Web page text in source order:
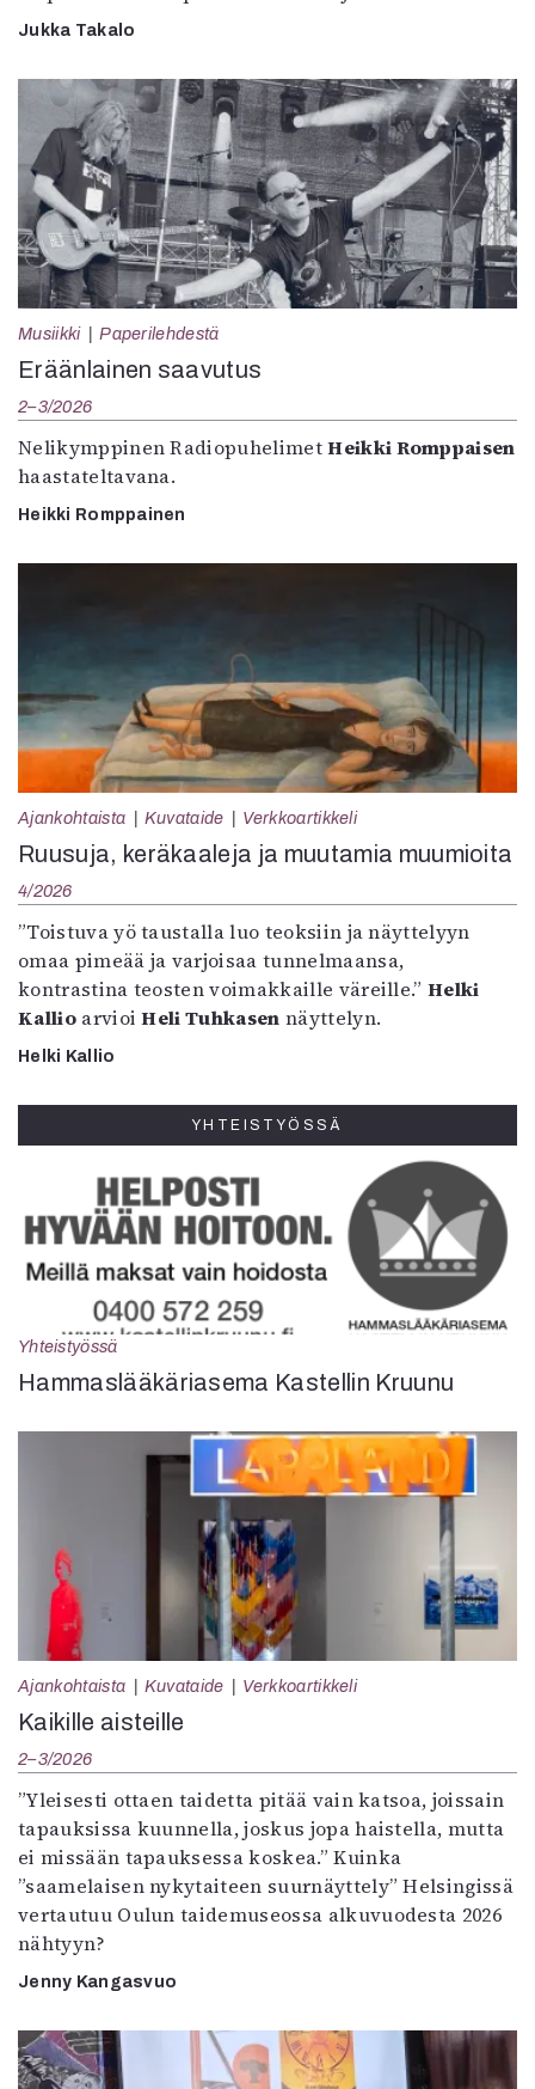
Jukka Takalo
Musiikki Paperilehdestä
Eräänlainen saavutus
2–3/2026
Nelikymppinen RadiopuhelimetHeikki Romppaisen
haastateltavana.
Heikki Romppainen
Ajankohtaista Kuvataide Verkkoartikkeli
Ruusuja, keräkaaleja ja muutamia muumioita
4/2026
”Toistuva yö taustalla luo teoksiin ja näyttelyyn
omaa pimeää ja varjoisaa tunnelmaansa,
kontrastina teosten voimakkaille väreille.”Helki
KallioarvioiHeli Tuhkasen näyttelyn.
Helki Kallio
YHTEISTYÖSSÄ
Yhteistyössä
Hammaslääkäriasema Kastellin Kruunu
Ajankohtaista Kuvataide Verkkoartikkeli
Kaikille aisteille
2–3/2026
”Yleisesti ottaen taidetta pitää vain katsoa, joissain
tapauksissa kuunnella, joskus jopa haistella, mutta
ei missään tapauksessa koskea.” Kuinka
”saamelaisen nykytaiteen suurnäyttely” Helsingissä
vertautuu Oulun taidemuseossa alkuvuodesta 2026
nähtyyn?
Jenny Kangasvuo